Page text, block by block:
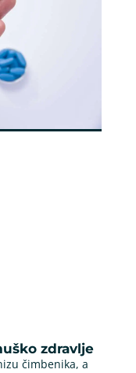
zdravlje
čimbenika, a